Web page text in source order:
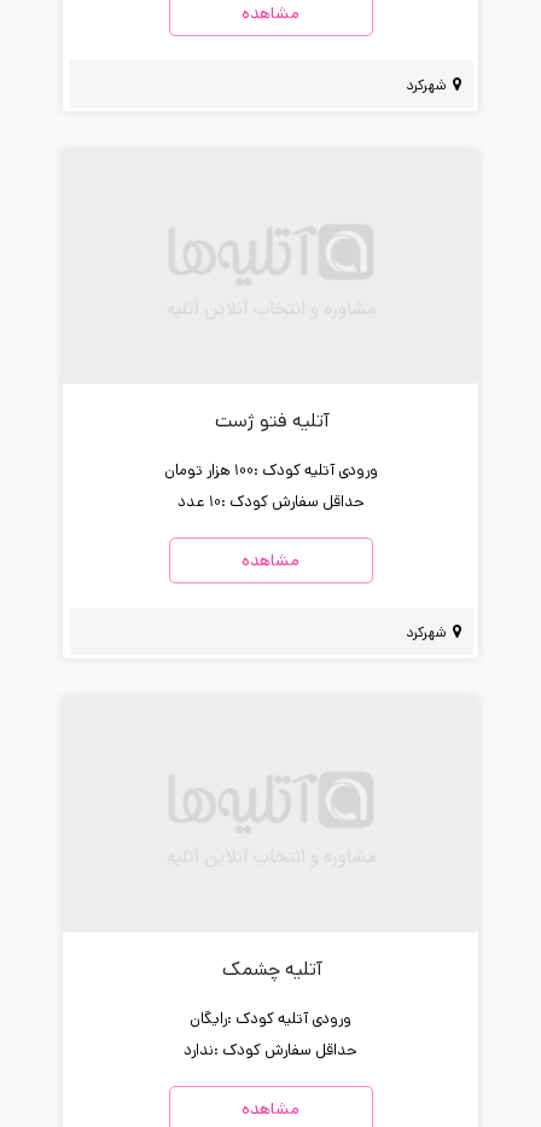
مشاهده
شهرکرد
آتلیه فتو ژست
ورودی آتلیه کودک :100 هزار تومان
حداقل سفارش کودک :10 عدد
مشاهده
شهرکرد
آتلیه چشمک
ورودی آتلیه کودک :رایگان
حداقل سفارش کودک :ندارد
مشاهده